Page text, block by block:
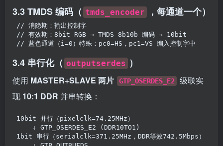
3.3 TMDS 编码（ tmds_encoder ，每通道一个）
// 消隐期：输出控制字
// 有效期：8bit RGB → TMDS 8b10b 编码 → 10bit
// 蓝色通道（i=0）特殊：pc0=HS，pc1=VS 编入控制字中
3.4 串行化（ outputserdes ）
使用 MASTER+SLAVE 两片 GTP_OSERDES_E2
级联实
现 10:1 DDR 并串转换：
10bit 并行（pixelclk=74.25MHz）
↓ GTP_OSERDES_E2 (DDR10TO1)
1bit 串行（serialclk=371.25MHz，DDR等效742.5Mbps）